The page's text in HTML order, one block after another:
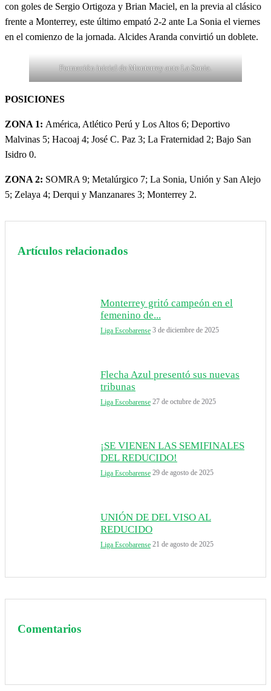
con goles de Sergio Ortigoza y Brian Maciel, en la previa al clásico
frente a Monterrey, este último empató 2-2 ante La Sonia el viernes
en el comienzo de la jornada. Alcides Aranda convirtió un doblete.
Formación inicial de Monterrey ante La Sonia.
POSICIONES
ZONA 1: América, Atlético Perú y Los Altos 6; Deportivo
Malvinas 5; Hacoaj 4; José C. Paz 3; La Fraternidad 2; Bajo San
Isidro 0.
ZONA 2: SOMRA 9; Metalúrgico 7; La Sonia, Unión y San Alejo
5; Zelaya 4; Derqui y Manzanares 3; Monterrey 2.
Artículos relacionados
Monterrey gritó campeón en el
femenino de...
Liga Escobarense 3 de diciembre de 2025
Flecha Azul presentó sus nuevas
tribunas
Liga Escobarense 27 de octubre de 2025
¡SE VIENEN LAS SEMIFINALES
DEL REDUCIDO!
Liga Escobarense 29 de agosto de 2025
UNIÓN DE DEL VISO AL
REDUCIDO
Liga Escobarense 21 de agosto de 2025
Comentarios